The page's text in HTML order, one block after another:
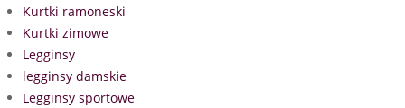
Kurtki ramoneski
Kurtki zimowe
Legginsy
legginsy damskie
Legginsy sportowe